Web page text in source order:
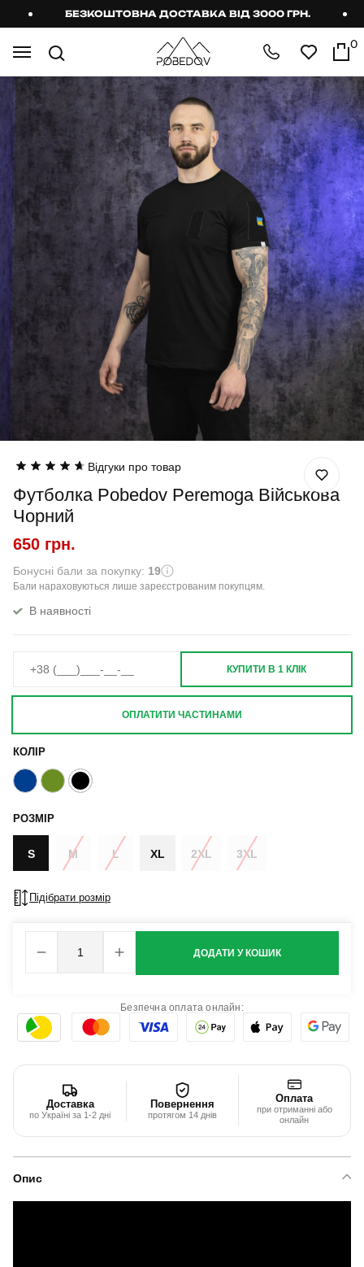
БЕЗКОШТОВНА ДОСТАВКА ВІД 3000 ГРН.
0
Відгуки про товар
Футболка Pobedov Peremoga Військова
Чорний
650 грн.
Бонусні бали за покупку: 19
Бали нараховуються лише зареєстрованим покупцям.
В наявності
КОЛІР
РОЗМІР
S M L XL 2XL 3XL
Підібрати розмір
ДОДАТИ У КОШИК
КУПИТИ В 1 КЛІК
ОПЛАТИТИ ЧАСТИНАМИ
Безпечна оплата онлайн:
Доставка
по Україні за 1-2 дні
Повернення
протягом 14 днів
Оплата
при отриманні або
онлайн
Опис